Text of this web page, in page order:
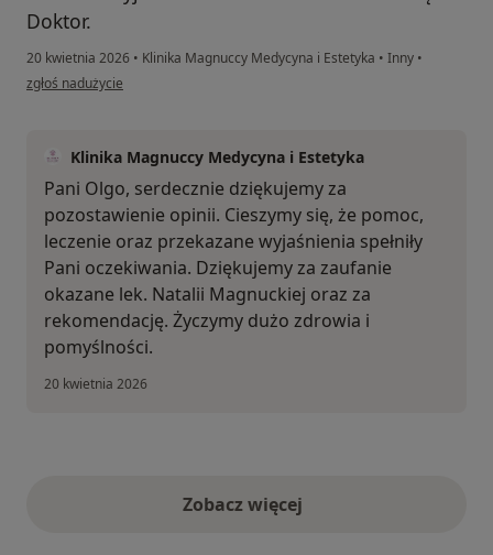
Doktor.
20 kwietnia 2026 • Klinika Magnuccy Medycyna i Estetyka • Inny •
w opinii użytkownika Olga
zgłoś nadużycie
Klinika Magnuccy Medycyna i Estetyka
Pani Olgo, serdecznie dziękujemy za
pozostawienie opinii. Cieszymy się, że pomoc,
leczenie oraz przekazane wyjaśnienia spełniły
Pani oczekiwania. Dziękujemy za zaufanie
okazane lek. Natalii Magnuckiej oraz za
rekomendację. Życzymy dużo zdrowia i
pomyślności.
20 kwietnia 2026
Zobacz więcejopinie powyżej